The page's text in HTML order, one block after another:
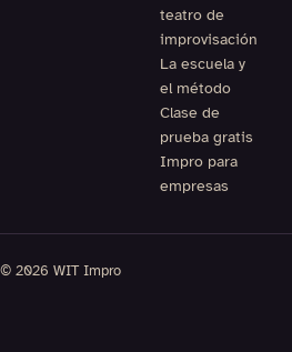
teatro de
improvisación
La escuela y
el método
Clase de
prueba gratis
Impro para
empresas
© 2026 WIT Impro